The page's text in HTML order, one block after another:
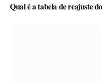
Qual é a tabela de reajuste